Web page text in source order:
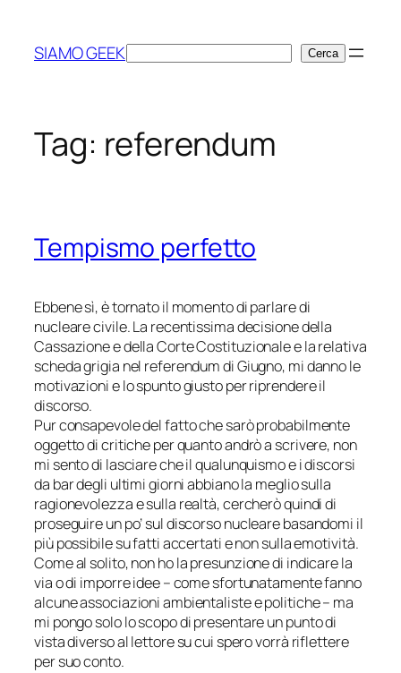
contenuto
SIAMO GEEKCerca Cerca
Tag: referendum
Tempismo perfetto
Ebbene sì, è tornato il momento di parlare di
nucleare civile. La recentissima decisione della
Cassazione e della Corte Costituzionale e la relativa
scheda grigia nel referendum di Giugno, mi danno le
motivazioni e lo spunto giusto per riprendere il
discorso.
Pur consapevole del fatto che sarò probabilmente
oggetto di critiche per quanto andrò a scrivere, non
mi sento di lasciare che il qualunquismo e i discorsi
da bar degli ultimi giorni abbiano la meglio sulla
ragionevolezza e sulla realtà, cercherò quindi di
proseguire un po’ sul discorso nucleare basandomi il
più possibile su fatti accertati e non sulla emotività.
Come al solito, non ho la presunzione di indicare la
via o di imporre idee – come sfortunatamente fanno
alcune associazioni ambientaliste e politiche – ma
mi pongo solo lo scopo di presentare un punto di
vista diverso al lettore su cui spero vorrà riflettere
per suo conto.